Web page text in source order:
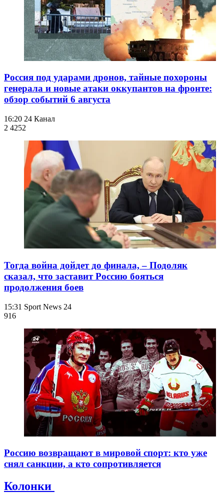
Россия под ударами дронов, тайные похороны
генерала и новые атаки оккупантов на фронте:
обзор событий 6 августа
16:20 24 Канал
2 4252
Тогда война дойдет до финала, – Подоляк
сказал, что заставит Россию бояться
продолжения боев
15:31 Sport News 24
916
Россию возвращают в мировой спорт: кто уже
снял санкции, а кто сопротивляется
Колонки